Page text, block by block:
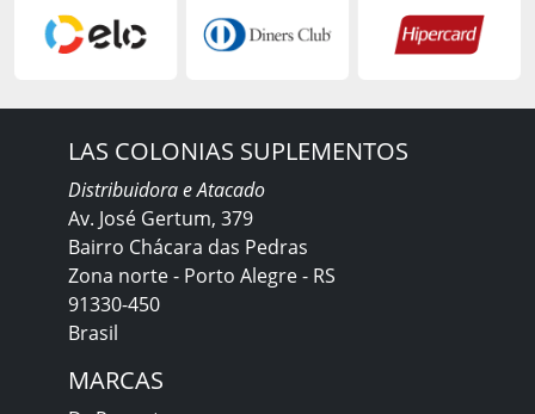
LAS COLONIAS SUPLEMENTOS
Distribuidora e Atacado
Av. José Gertum, 379
Bairro Chácara das Pedras
Zona norte - Porto Alegre - RS
91330-450
Brasil
MARCAS